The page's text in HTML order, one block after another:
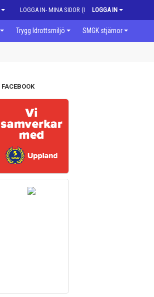
LOGGA IN- MINA SIDOR (MEDLEM)
LOGGA IN
Trygg Idrottsmiljö SMGK stjärnor
FACEBOOK